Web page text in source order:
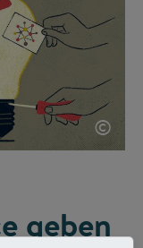
©
geben